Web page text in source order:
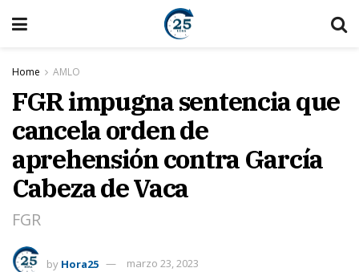
Home AMLO
FGR impugna sentencia que
cancela orden de
aprehensión contra García
Cabeza de Vaca
FGR
by Hora25 marzo 23, 2023